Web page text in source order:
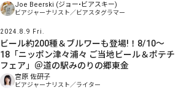
Joe Beerski (ジョー•ビアスキー)
ビアジャーナリスト／ビアスタグラマー
2024.8.9 Fri.
ビール約200種＆ブルワーも登場!！8/10〜
18「ニッポン津々浦々 ご当地ビール＆ポテチ
フェア」＠道の駅みのりの郷東金
宮原 佐研子
ビアジャーナリスト／ライター